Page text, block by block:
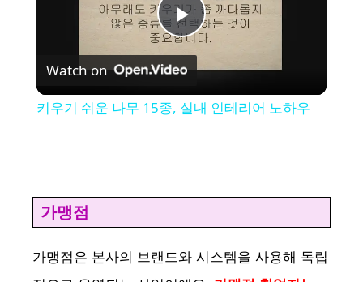
P
V
Watch on
키우기 쉬운 나무 15종, 실내 인테리어 노하우
가맹점
가맹점은 본사의 브랜드와 시스템을 사용해 독립